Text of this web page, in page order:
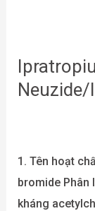
1. Tên hoạt
bromide Phân
kháng
Ipratropium
–